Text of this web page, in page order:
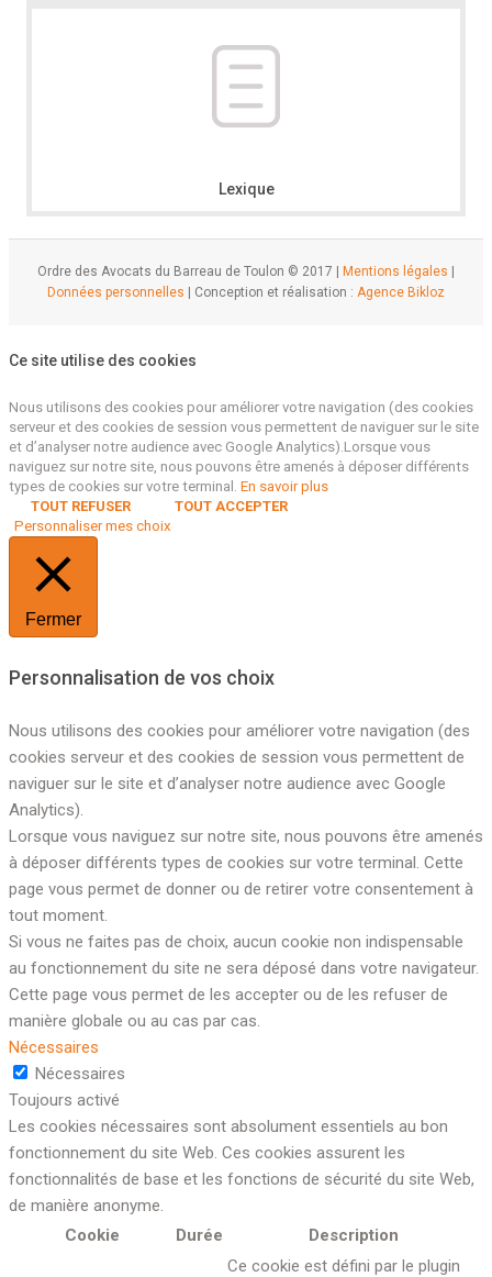
Lexique
Ordre des Avocats du Barreau de Toulon © 2017 | Mentions légales
Données personnelles | Conception et réalisation : Agence Bikloz
Ce site utilise des cookies
Nous utilisons des cookies pour améliorer votre navigation (des cookies
serveur et des cookies de session vous permettent de naviguer sur le site
et d’analyser notre audience avec Google Analytics).Lorsque vous
naviguez sur notre site, nous pouvons être amenés à déposer différents
types de cookies sur votre terminal. En savoir plus
TOUT REFUSER
TOUT ACCEPTER
Personnaliser mes choix
Fermer
Personnalisation de vos choix
Nous utilisons des cookies pour améliorer votre navigation (des
cookies serveur et des cookies de session vous permettent de
naviguer sur le site et d’analyser notre audience avec Google
Analytics).
Lorsque vous naviguez sur notre site, nous pouvons être amenés
à déposer différents types de cookies sur votre terminal. Cette
page vous permet de donner ou de retirer votre consentement à
tout moment.
Si vous ne faites pas de choix, aucun cookie non indispensable
au fonctionnement du site ne sera déposé dans votre navigateur.
Cette page vous permet de les accepter ou de les refuser de
manière globale ou au cas par cas.
Nécessaires
Nécessaires
Toujours activé
Les cookies nécessaires sont absolument essentiels au bon
fonctionnement du site Web. Ces cookies assurent les
fonctionnalités de base et les fonctions de sécurité du site Web,
de manière anonyme.
Cookie
Durée Description
Ce cookie est défini par le plugin